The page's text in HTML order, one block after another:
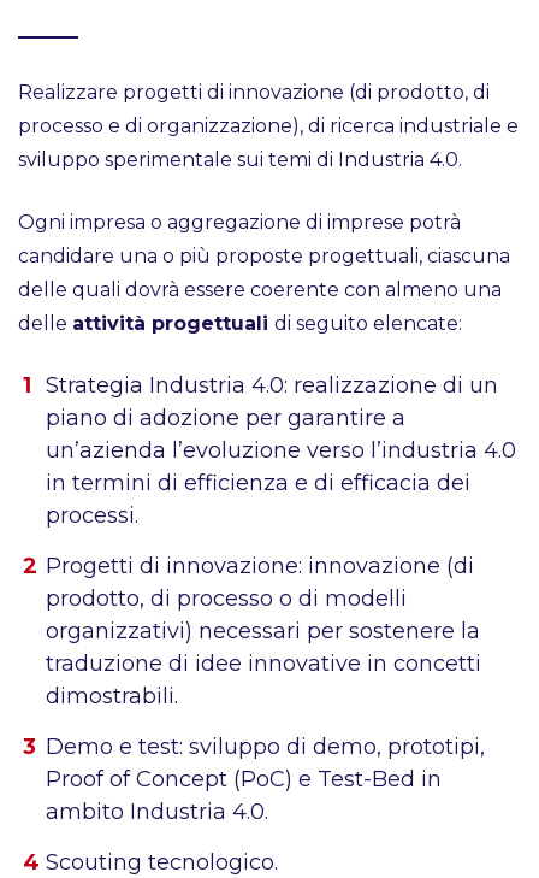
Realizzare progetti di innovazione (di prodotto, di
processo e di organizzazione), di ricerca industriale e
sviluppo sperimentale sui temi di Industria 4.0.
Ogni impresa o aggregazione di imprese potrà
candidare una o più proposte progettuali, ciascuna
delle quali dovrà essere coerente con almeno una
delle attività progettuali di seguito elencate:
Strategia Industria 4.0: realizzazione di un
piano di adozione per garantire a
un’azienda l’evoluzione verso l’industria 4.0
in termini di efficienza e di efficacia dei
processi.
Progetti di innovazione: innovazione (di
prodotto, di processo o di modelli
organizzativi) necessari per sostenere la
traduzione di idee innovative in concetti
dimostrabili.
Demo e test: sviluppo di demo, prototipi,
Proof of Concept (PoC) e Test-Bed in
ambito Industria 4.0.
Scouting tecnologico.